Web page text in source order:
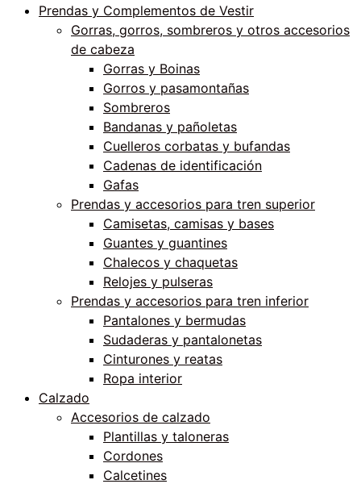
Prendas y Complementos de Vestir
Gorras, gorros, sombreros y otros accesorios
de cabeza
Gorras y Boinas
Gorros y pasamontañas
Sombreros
Bandanas y pañoletas
Cuelleros corbatas y bufandas
Cadenas de identificación
Gafas
Prendas y accesorios para tren superior
Camisetas, camisas y bases
Guantes y guantines
Chalecos y chaquetas
Relojes y pulseras
Prendas y accesorios para tren inferior
Pantalones y bermudas
Sudaderas y pantalonetas
Cinturones y reatas
Ropa interior
Calzado
Accesorios de calzado
Plantillas y taloneras
Cordones
Calcetines